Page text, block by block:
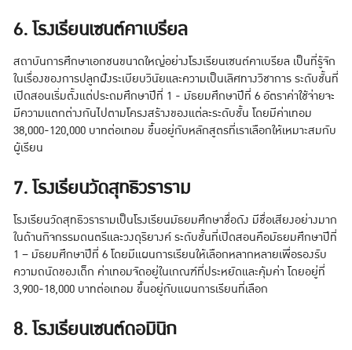
6. โรงเรียนเซนต์คาเบรียล
สถาบันการศึกษาเอกชนขนาดใหญ่อย่างโรงเรียนเซนต์คาเบรียล เป็นที่รู้จัก
ในเรื่องของการปลูกฝังระเบียบวินัยและความเป็นเลิศทางวิชาการ ระดับชั้นที่
เปิดสอนเริ่มตั้งแต่ประถมศึกษาปีที่ 1 - มัธยมศึกษาปีที่ 6 อัตราค่าใช้จ่ายจะ
มีความแตกต่างกันไปตามโครงสร้างของแต่ละระดับชั้น โดยมีค่าเทอม
38,000-120,000 บาทต่อเทอม ขึ้นอยู่กับหลักสูตรที่เราเลือกให้เหมาะสมกับ
ผู้เรียน
7. โรงเรียนวัดสุทธิวราราม
โรงเรียนวัดสุทธิวรารามเป็นโรงเรียนมัธยมศึกษาชื่อดัง มีชื่อเสียงอย่างมาก
ในด้านกิจกรรมดนตรีและวงดุริยางค์ ระดับชั้นที่เปิดสอนคือมัธยมศึกษาปีที่
1 – มัธยมศึกษาปีที่ 6 โดยมีแผนการเรียนให้เลือกหลากหลายเพื่อรองรับ
ความถนัดของเด็ก ค่าเทอมจัดอยู่ในเกณฑ์ที่ประหยัดและคุ้มค่า โดยอยู่ที่
3,900-18,000 บาทต่อเทอม ขึ้นอยู่กับแผนการเรียนที่เลือก
8. โรงเรียนเซนต์ดอมินิก